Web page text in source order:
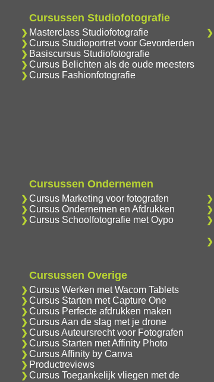
Cursussen Studiofotografie
Masterclass Studiofotografie
Cursus Studioportret voor Gevorderden
Basiscursus Studiofotografie
Cursus Belichten als de oude meesters
Cursus Fashionfotografie
Cursussen Ondernemen
Cursus Marketing voor fotografen
Cursus Ondernemen en Afdrukken
Cursus Schoolfotografie met Oypo
Cursussen Overige
Cursus Werken met Wacom Tablets
Cursus Starten met Capture One
Cursus Perfecte afdrukken maken
Cursus Aan de slag met je drone
Cursus Auteursrecht voor Fotografen
Cursus Starten met Affinity Photo
Cursus Affinity by Canva
Productreviews
Cursus Toegankelijk vliegen met de